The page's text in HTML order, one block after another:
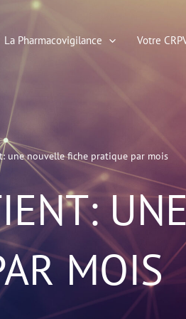
La Pharmacovigilance Votre
une nouvelle fiche pratique par mois
MOIS